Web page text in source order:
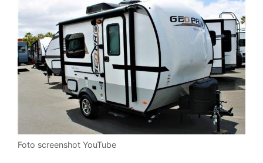
Foto screenshot YouTube